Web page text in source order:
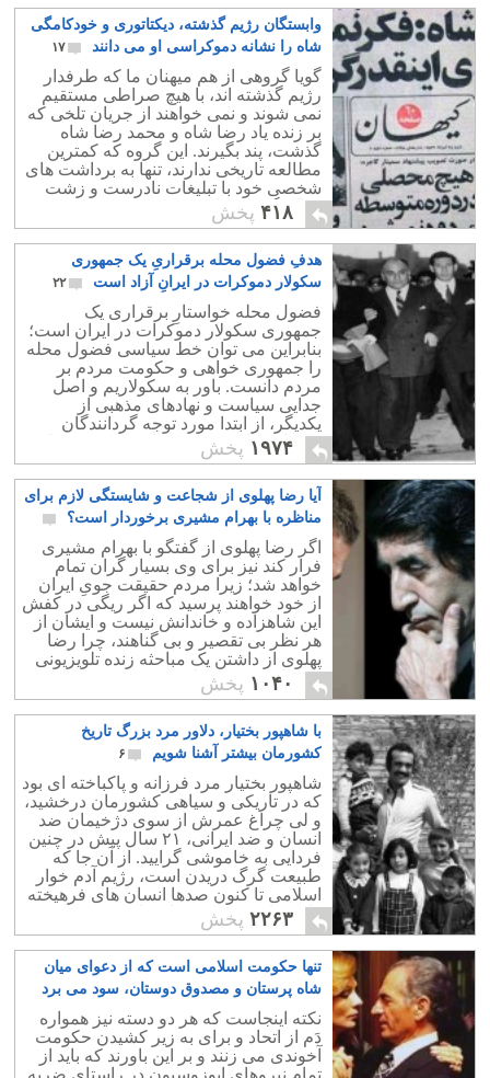
وابستگان رژیم گذشته، دیکتاتوری و خودکامگی
شاه را نشانه دموکراسی او می دانند
۱۷
گویا گروهی از هم میهنان ما که طرفدار
رژیم گذشته اند، با هیچ صراطی مستقیم
نمی شوند و نمی خواهند از جریان تلخی که
بر زنده یاد رضا شاه و محمد رضا شاه
گذشت، پند بگیرند. این گروه که کمترین
مطالعه تاریخی ندارند، تنها به برداشت های
شخصی خود با تبلیغات نادرست و زشت
وقایع گذشته را به سود خود تغییر میدهند.
۴۱۸ پخش
هدفِ فضول محله برقراریِ یک جمهوری
سکولار دموکرات در ایرانِ آزاد است
۲۲
فضول محله خواستارِ برقراری یک
جمهوری سکولار دموکرات در ایران است؛
بنابراین می توان خط سیاسی فضول محله
را جمهوری خواهی و حکومت مردم بر
مردم دانست. باور به سکولاریم و اصل
جدایی سیاست و نهادهای مذهبی از
یکدیگر، از ابتدا مورد توجه گردانندگان
فضول محله بوده و همواره نیز بدین پندار،
وفادار خواهیم ماند.
۱۹۷۴ پخش
آیا رضا پهلوی از شجاعت و شایستگی لازم برای
مناظره با بهرام مشیری برخوردار است؟
۱۳۴
اگر رضا پهلوی از گفتگو با بهرام مشیری
فرار کند نیز برای وی بسیار گران تمام
خواهد شد؛ زیرا مردم حقیقت جویِ ایران
از خود خواهند پرسید که اگر ریگی در کفش
این شاهزاده و خاندانش نیست و ایشان از
هر نظر بی تقصیر و بی گناهند، چرا رضا
پهلوی از داشتن یک مباحثه زنده تلویزیونی
با بهرام مشیری طفره می رود؟
۱۰۴۰ پخش
با شاهپور بختیار، دلاور مرد بزرگ تاریخ
کشورمان بیشتر آشنا شویم
۶
شاهپور بختیار مرد فرزانه و پاکباخته ای بود
که در تاریکی و سیاهی کشورمان درخشید،
و لی چراغ عمرش از سوی دژخیمان ضد
انسان و ضد ایرانی، ۲۱ سال پیش در چنین
فردایی به خاموشی گرایید. از آن جا که
طبیعت گرگ دریدن است، رژیم آدم خوار
اسلامی تا کنون صدها انسان های فرهیخته
را به خاک و خون کشانده است.
۲۲۶۳ پخش
تنها حکومت اسلامی است که از دعوای میان
شاه پرستان و مصدوق دوستان، سود می برد
۱۲
نکته اینجاست که هر دو دسته نیز همواره
دَم از اتحاد و برای به زیر کشیدن حکومت
آخوندی می زنند و بر این باورند که باید از
تمام نیروهای اپوزوسیون در راستای ضربه